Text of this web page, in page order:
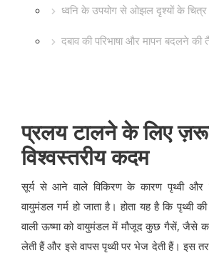
ध्वनि के उपयोग से ओझल दृश्यों के चित्र
दबाव की परिभाषा और मापन बदलने की
प्रलय टालने के लिए
विश्वस्तरीय कदम
सूर्य से आने वाले विकिरण के कारण पृथ्वी
वायुमंडल गर्म हो जाता है। होता यह है कि पृथ्वी
वाली ऊष्मा को वायुमंडल में मौजूद कुछ गैसें, जैसे
लेती हैं और इसे वापस पृथ्वी पर भेज देती हैं। इस